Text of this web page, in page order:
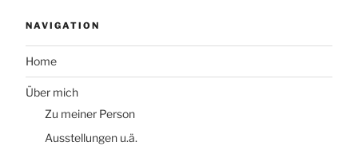
NAVIGATION
Home
Über mich
Zu meiner Person
Ausstellungen u.ä.